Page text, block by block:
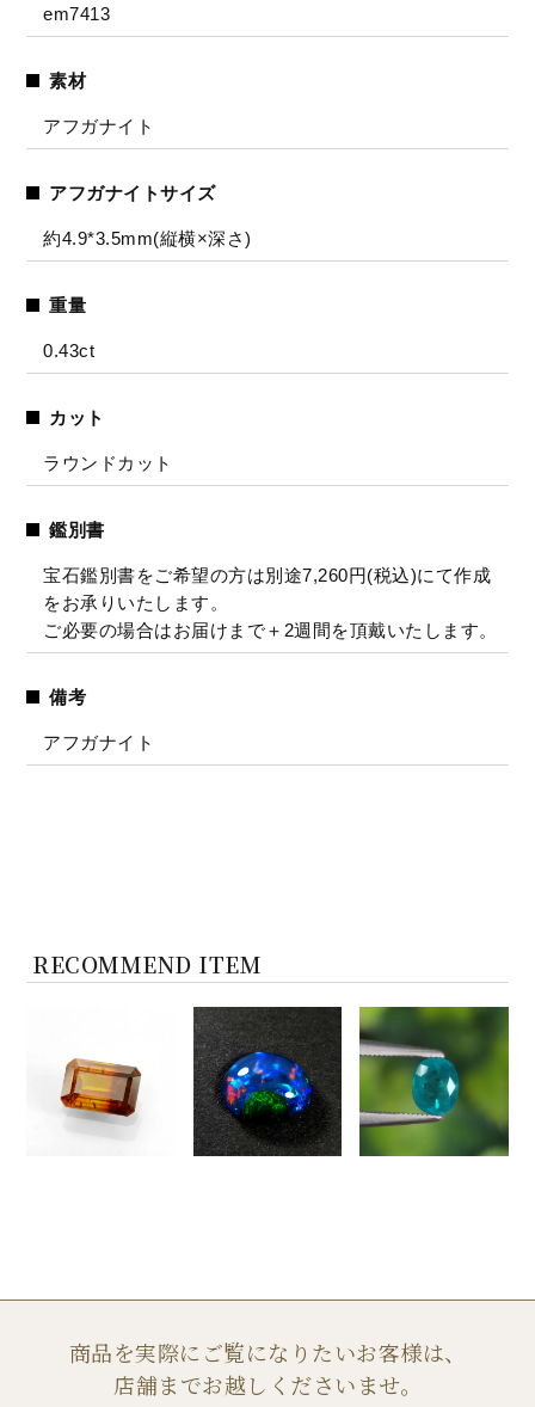
em7413
素材
アフガナイト
アフガナイトサイズ
約4.9*3.5mm(縦横×深さ)
重量
0.43ct
カット
ラウンドカット
鑑別書
宝石鑑別書をご希望の方は別途7,260円(税込)にて作成
をお承りいたします。
ご必要の場合はお届けまで＋2週間を頂戴いたします。
備考
アフガナイト
RECOMMEND ITEM
商品を実際にご覧になりたいお客様は、
店舗までお越しくださいませ。